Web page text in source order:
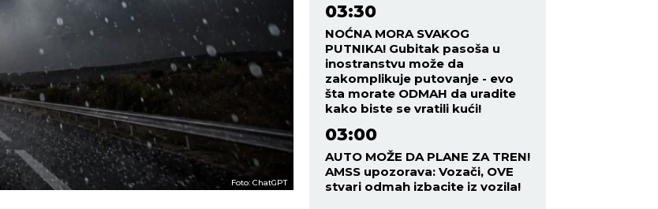
Foto: ChatGPT
03:30
NOĆNA MORA SVAKOG
PUTNIKA! Gubitak pasoša u
inostranstvu može da
zakomplikuje putovanje - evo
šta morate ODMAH da uradite
kako biste se vratili kući!
03:00
AUTO MOŽE DA PLANE ZA TREN!
AMSS upozorava: Vozači, OVE
stvari odmah izbacite iz vozila!